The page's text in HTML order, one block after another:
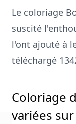
Le coloriage
suscité
l'ont ajouté à
téléchargé
Coloriage
variées